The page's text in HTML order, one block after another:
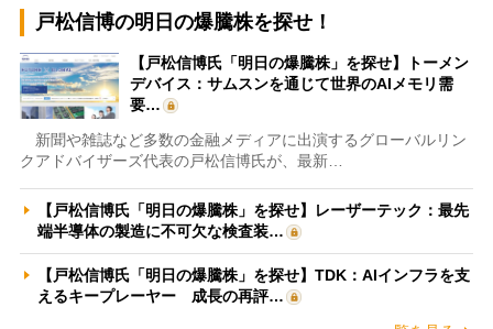
戸松信博の明日の爆騰株を探せ！
【戸松信博氏「明日の爆騰株」を探せ】トーメン
デバイス：サムスンを通じて世界のAIメモリ需
要…
新聞や雑誌など多数の金融メディアに出演するグローバルリン
クアドバイザーズ代表の戸松信博氏が、最新…
【戸松信博氏「明日の爆騰株」を探せ】レーザーテック：最先
端半導体の製造に不可欠な検査装…
【戸松信博氏「明日の爆騰株」を探せ】TDK：AIインフラを支
えるキープレーヤー 成長の再評…